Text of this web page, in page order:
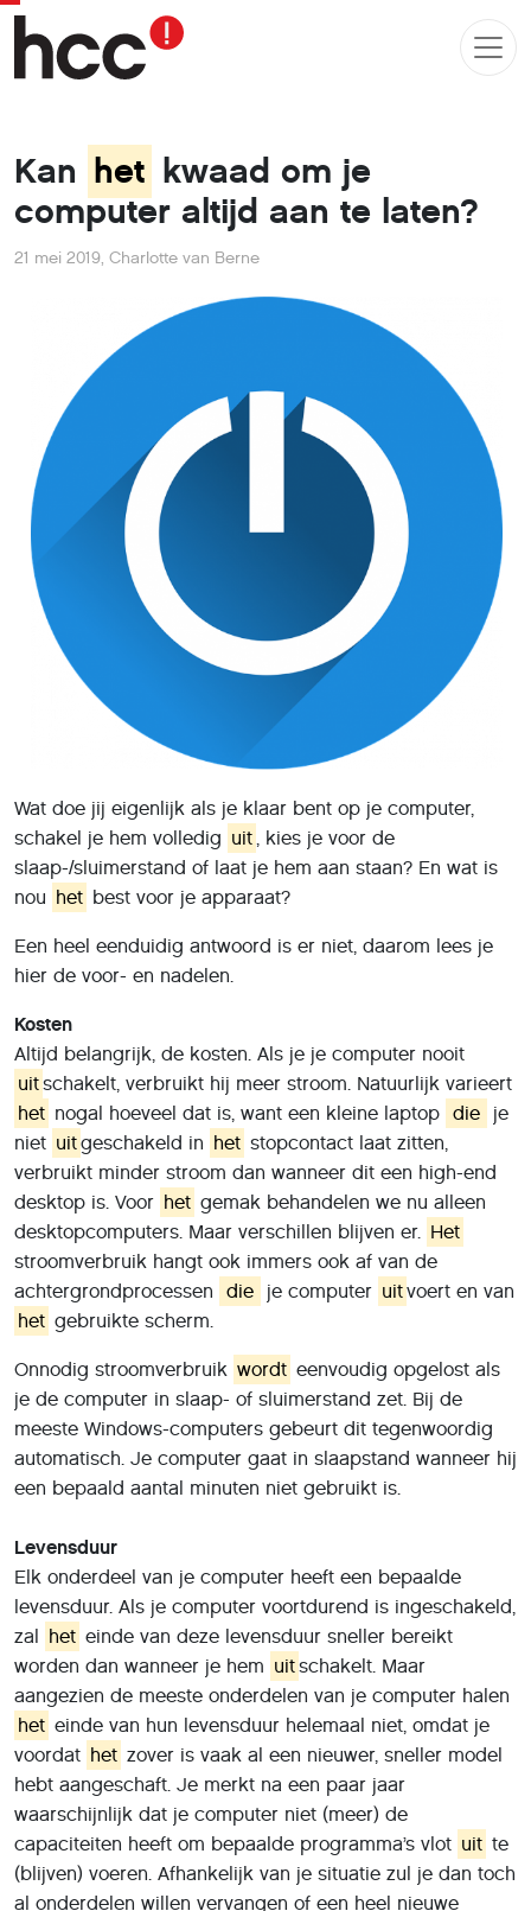
Kan het kwaad om je
computer altijd aan te laten?
21 mei 2019, Charlotte van Berne
Wat doe jij eigenlijk als je klaar bent op je computer,
schakel je hem volledig uit, kies je voor de
slaap-/sluimerstand of laat je hem aan staan? En wat is
nou het best voor je apparaat?
Een heel eenduidig antwoord is er niet, daarom lees je
hier de voor- en nadelen.
Kosten
Altijd belangrijk, de kosten. Als je je computer nooit
uitschakelt, verbruikt hij meer stroom. Natuurlijk varieert
het nogal hoeveel dat is, want een kleine laptop die
je
niet uitgeschakeld in het stopcontact laat zitten,
verbruikt minder stroom dan wanneer dit een high-end
desktop is. Voor het gemak behandelen we nu alleen
desktopcomputers. Maar verschillen blijven er. Het
stroomverbruik hangt ook immers ook af van de
achtergrondprocessen
die je computer uitvoert en van
het gebruikte scherm.
Onnodig stroomverbruik wordt eenvoudig opgelost als
je de computer in slaap- of sluimerstand zet. Bij de
meeste Windows-computers gebeurt dit tegenwoordig
automatisch. Je computer gaat in slaapstand wanneer hij
een bepaald aantal minuten niet gebruikt is.
Levensduur
Elk onderdeel van je computer heeft een bepaalde
levensduur. Als je computer voortdurend is ingeschakeld,
zal het einde van deze levensduur sneller bereikt
worden dan wanneer je hem uitschakelt. Maar
aangezien de meeste onderdelen van je computer halen
het einde van hun levensduur helemaal niet, omdat je
voordat het zover is vaak al een nieuwer, sneller model
hebt aangeschaft. Je merkt na een paar jaar
waarschijnlijk dat je computer niet (meer) de
capaciteiten heeft om bepaalde programma’s vlot uit te
(blijven) voeren. Afhankelijk van je situatie zul je dan toch
al onderdelen willen vervangen of een heel nieuwe